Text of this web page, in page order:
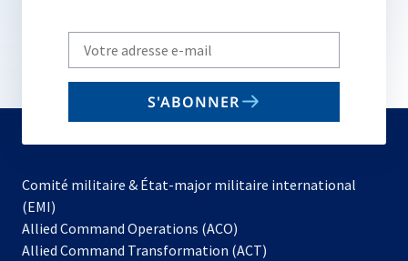
Write
your
email
S'ABONNER
Comité militaire & État-major militaire international
(EMI)
Allied Command Operations (ACO)
dans
Allied Command Transformation (ACT)